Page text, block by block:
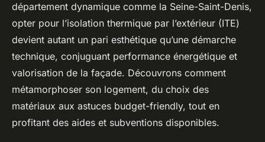
département dynamique comme la Seine-Saint-Denis,
opter pour l’isolation thermique par l’extérieur (ITE)
devient autant un pari esthétique qu’une démarche
technique, conjuguant performance énergétique et
valorisation de la façade. Découvrons comment
métamorphoser son logement, du choix des
matériaux aux astuces budget-friendly, tout en
profitant des aides et subventions disponibles.